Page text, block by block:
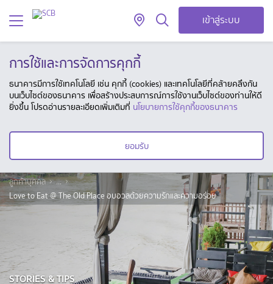
เข้าสู่ระบบ
การใช้และการจัดการคุกกี้
ธนาคารมีการใช้เทคโนโลยี เช่น คุกกี้ (cookies) และเทคโนโลยีที่คล้ายคลึงกัน
บนเว็บไซต์ของธนาคาร เพื่อสร้างประสบการณ์การใช้งานเว็บไซต์ของท่านให้ดี
ยิ่งขึ้น โปรดอ่านรายละเอียดเพิ่มเติมที่ นโยบายการใช้คุกกี้ของธนาคาร
ยอมรับ
ลูกค้าบุคคล
...
Love to Eat @ The Old Place อบอวลด้วยความรักและความอร่อย
STORIES & TIPS